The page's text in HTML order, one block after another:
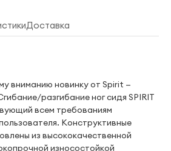
Доставка
вниманию новинку от Spirit —
разгибание ног сидя SPIRIT
всем требованиям
Конструктивные
из высококачественной
износостойкой